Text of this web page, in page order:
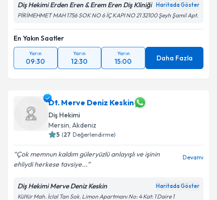
Diş Hekimi Erden Eren & Erem Eren Diş Kliniği Haritada Göster
PİRİMEHMET MAH 1756 SOK NO 6 İÇ KAPI NO 21 32100 Şeyh Şamil Apt.
En Yakın Saatler
Yarın
09:30
Yarın
12:30
Yarın
15:00 Daha Fazla
Dt. Merve Deniz Keskin
Diş Hekimi
Mersin, Akdeniz
5 (27 Değerlendirme)
Çok memnun kaldım güleryüzlü anlayışlı ve işinin
ehliydi herkese tavsiye...
Devamı
Diş Hekimi Merve Deniz Keskin Haritada Göster
Kültür Mah. İclal Tan Sok. Limon Apartmanı No: 4 Kat: 1 Daire 1